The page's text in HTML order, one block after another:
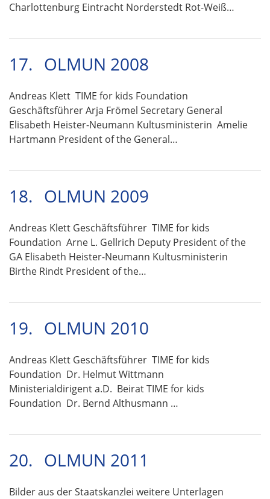
Charlottenburg Eintracht Norderstedt Rot-Weiß…
17. OLMUN 2008
Andreas Klett TIME for kids Foundation
Geschäftsführer Arja Frömel Secretary General
Elisabeth Heister-Neumann Kultusministerin Amelie
Hartmann President of the General…
18. OLMUN 2009
Andreas Klett Geschäftsführer TIME for kids
Foundation Arne L. Gellrich Deputy President of the
GA Elisabeth Heister-Neumann Kultusministerin
Birthe Rindt President of the…
19. OLMUN 2010
Andreas Klett Geschäftsführer TIME for kids
Foundation Dr. Helmut Wittmann
Ministerialdirigent a.D. Beirat TIME for kids
Foundation Dr. Bernd Althusmann …
20. OLMUN 2011
Bilder aus der Staatskanzlei weitere Unterlagen